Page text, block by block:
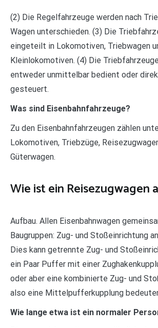
(2) Die Regelfahrzeuge werden nach
Wagen unterschieden. (3) Die
eingeteilt in Lokomotiven, Triebwagen
Kleinlokomotiven. (4) Die
entweder unmittelbar bedient oder
gesteuert.
Was sind Eisenbahnfahrzeuge?
Zu den Eisenbahnfahrzeugen zählen
Lokomotiven, Triebzüge,
Güterwagen.
Wie ist ein Reisezugwagen
Aufbau. Allen Eisenbahnwagen
Baugruppen: Zug- und Stoßeinrichtung
Dies kann getrennte Zug- und
ein Paar Puffer mit einer
oder aber eine kombinierte Zug- und
also eine Mittelpufferkupplung
Wie lange etwa ist ein normaler